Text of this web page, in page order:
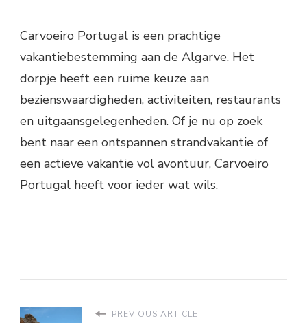
Carvoeiro Portugal is een prachtige
vakantiebestemming aan de Algarve. Het
dorpje heeft een ruime keuze aan
bezienswaardigheden, activiteiten, restaurants
en uitgaansgelegenheden. Of je nu op zoek
bent naar een ontspannen strandvakantie of
een actieve vakantie vol avontuur, Carvoeiro
Portugal heeft voor ieder wat wils.
PREVIOUS ARTICLE